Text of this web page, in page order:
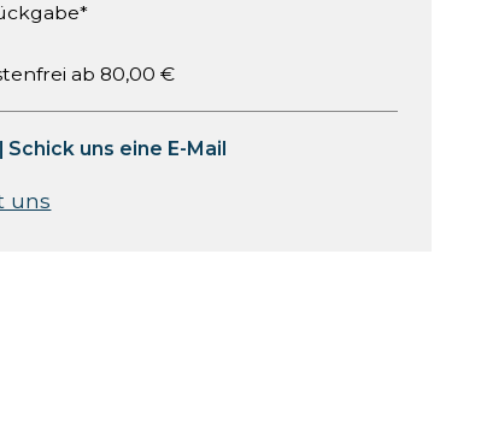
ab 80,00 €
| Schick uns eine E-Mail
uns